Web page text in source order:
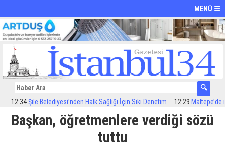
MENÜ ☰
Şile Belediyesi’nden Halk Sağlığı İçin Sıkı Denetim 12:29 Maltepe’de
Başkan, öğretmenlere verdiği sözü
tuttu